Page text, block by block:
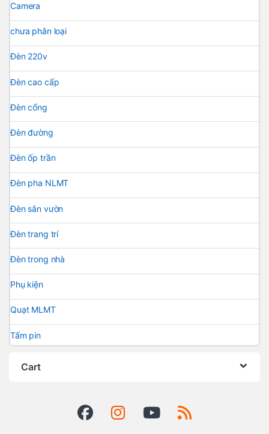
Camera
chưa phân loại
Đèn 220v
Đèn cao cấp
Đèn cổng
Đèn đường
Đèn ốp trần
Đèn pha NLMT
Đèn sân vườn
Đèn trang trí
Đèn trong nhà
Phụ kiện
Quạt MLMT
Tấm pin
Cart